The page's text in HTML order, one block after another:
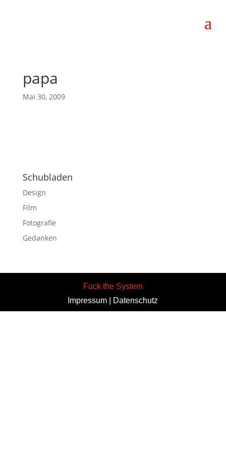
papa
Mai 30, 2009
Schubladen
Design
Film
Fotografie
Gedanken
Fuck the System
Impressum
Datenschutz